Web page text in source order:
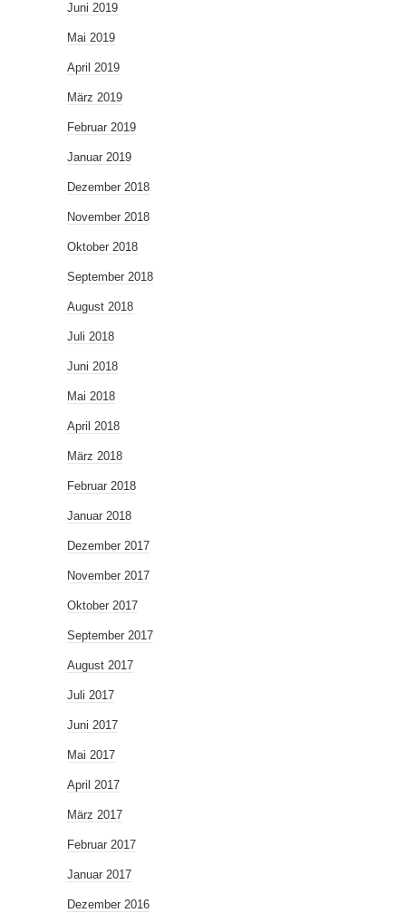
Juni 2019
Mai 2019
April 2019
März 2019
Februar 2019
Januar 2019
Dezember 2018
November 2018
Oktober 2018
September 2018
August 2018
Juli 2018
Juni 2018
Mai 2018
April 2018
März 2018
Februar 2018
Januar 2018
Dezember 2017
November 2017
Oktober 2017
September 2017
August 2017
Juli 2017
Juni 2017
Mai 2017
April 2017
März 2017
Februar 2017
Januar 2017
Dezember 2016